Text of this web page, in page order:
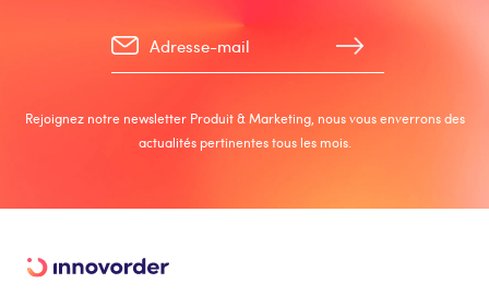
Rejoignez notre newsletter Produit & Marketing, nous vous enverrons des
actualités pertinentes tous les mois.